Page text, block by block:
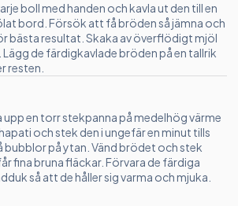
boll med handen och kavla ut den till en
bord. Försök att få bröden så jämna och
bästa resultat. Skaka av överflödigt mjöl
Lägg de färdigkavlade bröden på en tallrik
resten.
upp en torr stekpanna på medelhög värme
och stek den i ungefär en minut tills
bubblor på ytan. Vänd brödet och stek
fina bruna fläckar. Förvara de färdiga
så att de håller sig varma och mjuka.